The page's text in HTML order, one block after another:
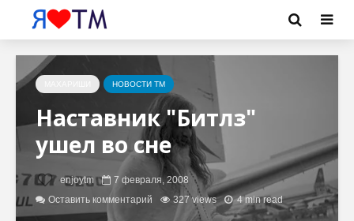
НОВОСТИ ТМ
Наставник "Битлз"
ушел во сне
enjoytm
7 февраля, 2008
Оставить комментарий
327 views 4 min read